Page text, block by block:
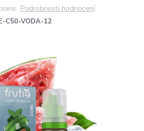
Podrobnosti hodnocení
C50-VODA-12